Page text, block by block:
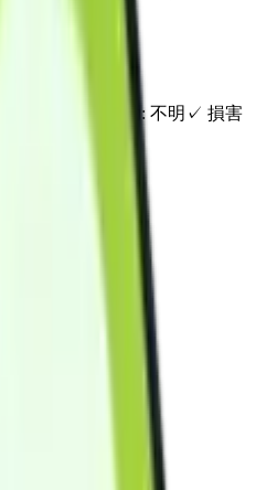
してください。
自宅援助 : 不明 ✓ 損害